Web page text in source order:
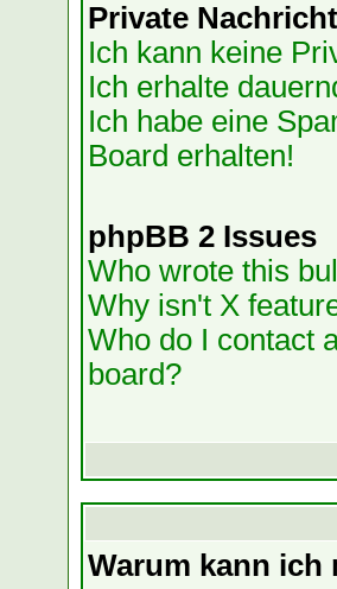
Private
Ich kann keine
Ich erhalte
Ich habe eine
Board erhalten!
phpBB 2 Issues
Who wrote this
Why isn't X
Who do I contact
board?
Warum kann